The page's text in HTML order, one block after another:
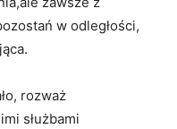
‌w ⁤odległości,
rozważ
służbami⁤